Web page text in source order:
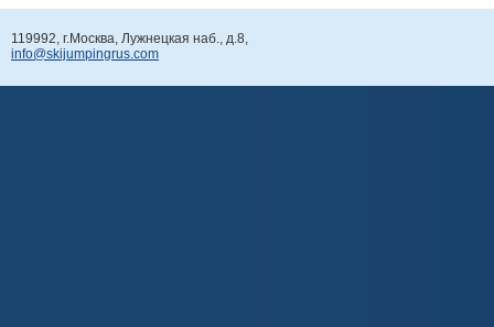
119992, г.Москва, Лужнецкая наб., д.8,
info@skijumpingrus.com